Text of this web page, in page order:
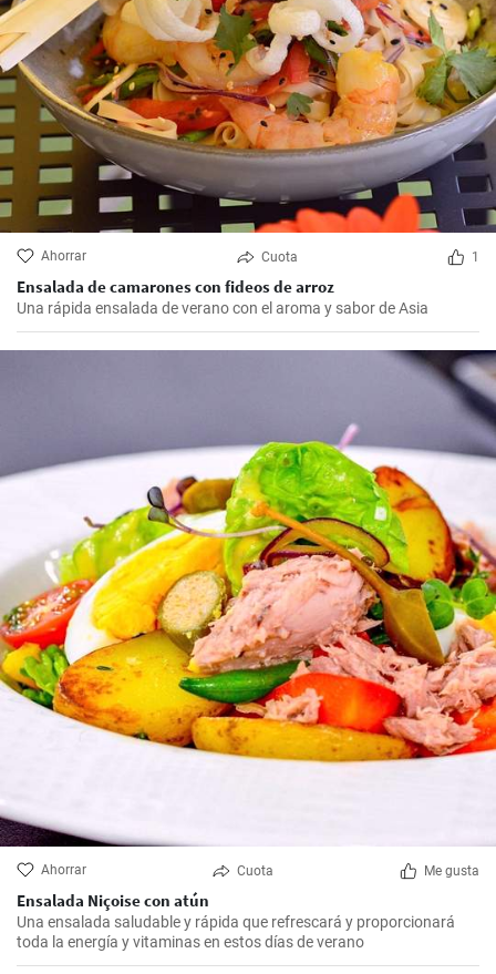
Ahorrar Cuota 1
Ensalada de camarones con fideos de arroz
Una rápida ensalada de verano con el aroma y sabor de Asia
Ahorrar Cuota Me gusta
Ensalada Niçoise con atún
Una ensalada saludable y rápida que refrescará y proporcionará
toda la energía y vitaminas en estos días de verano